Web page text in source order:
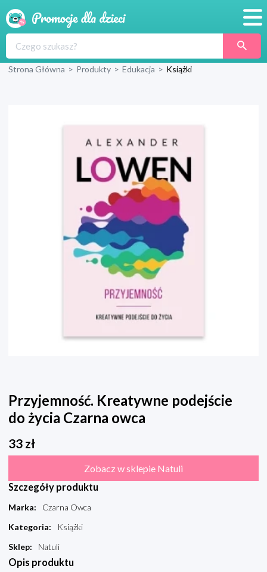
Produkty
Wyprawka
Strona Główna > Produkty > Edukacja > Książki
Przyjemność. Kreatywne podejście
do życia Czarna owca
33 zł
Zobacz w sklepie Natuli
Szczegóły produktu
Marka:
Czarna Owca
Kategoria:
Książki
Sklep: Natuli
Opis produktu